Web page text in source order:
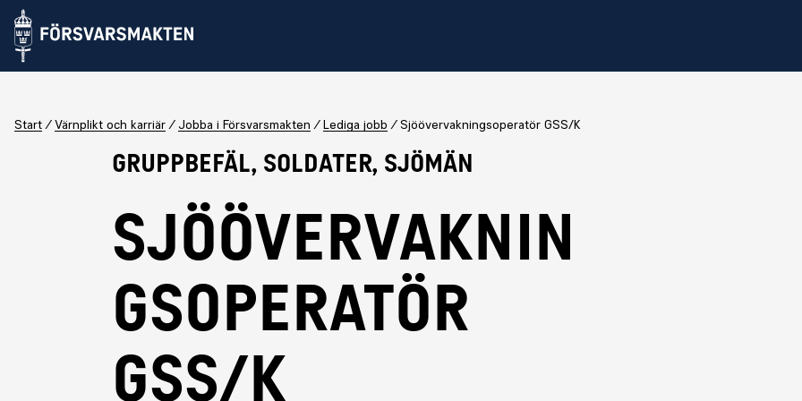
Start Värnplikt och karriär Jobba i Försvarsmakten Lediga jobb Sjöövervakningsoperatör GSS/K
Gruppbefäl, Soldater, Sjömän
Sjöövervaknin
gsoperatör
GSS/K